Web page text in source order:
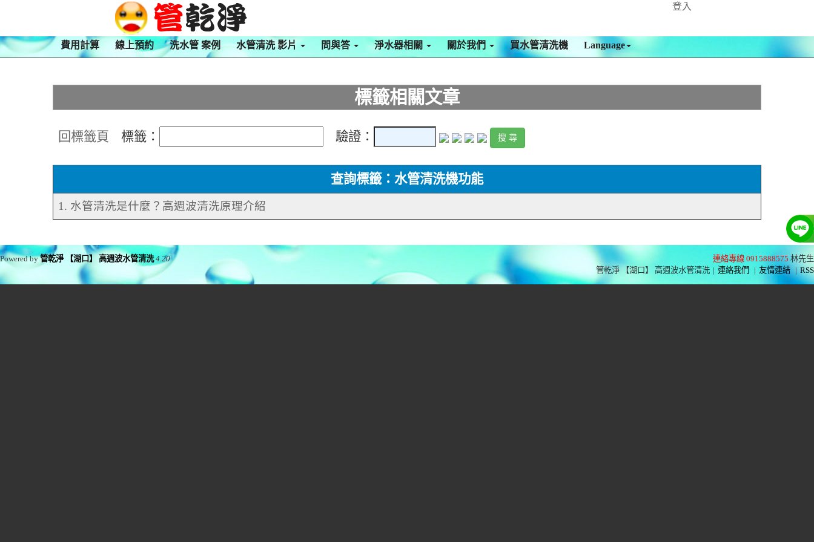
登入
費用計算 線上預約 洗水管 案例 水管清洗 影片 問與答 淨水器相關 關於我們 買水管清洗機 Language
標籤相關文章
回標籤頁 標籤： 驗證：
查詢標籤：水管清洗機功能
1. 水管清洗是什麼？高週波清洗原理介紹
連絡專線 0915888575 林先生
管乾淨 【湖口】 高週波水管清洗 | 連絡我們 | 友情連結 | RSS
Powered by管乾淨 【湖口】 高週波水管清洗 4.20